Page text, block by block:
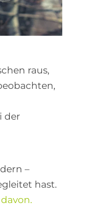
raus,
der
–
hast.